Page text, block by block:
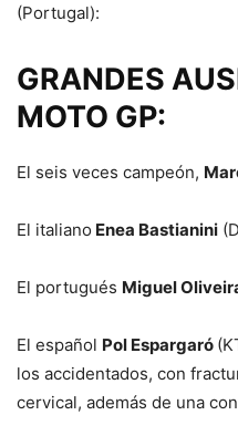
(Portugal):
GRANDES
MOTO GP:
El seis veces campeón,
El italiano Enea Bastianini
El portugués Miguel
El español Pol Espargaró
los accidentados, con
cervical, además de una